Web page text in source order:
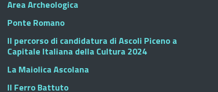
Area Archeologica
Ponte Romano
Il percorso di candidatura di Ascoli Piceno a
Capitale Italiana della Cultura 2024
La Maiolica Ascolana
Il Ferro Battuto